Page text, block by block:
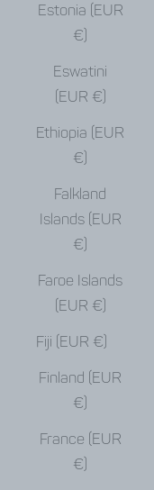
Estonia (EUR
€)
Eswatini
(EUR €)
Ethiopia (EUR
€)
Falkland
Islands (EUR
€)
Faroe Islands
(EUR €)
Fiji (EUR €)
Finland (EUR
€)
France (EUR
€)